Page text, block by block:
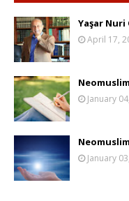
Yaşar
April 17,
January
January